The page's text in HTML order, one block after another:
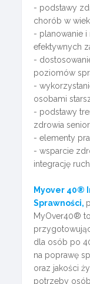
- podstawy
chorób w
- planowanie
efektywnych
-
poziomów
-
osobami
- podstawy
zdrowia
- elementy
- wsparcie
integrację
Myover 40®
Sprawności,
MyOver40®
dla osób po
na poprawę
oraz jakości
potrzeby